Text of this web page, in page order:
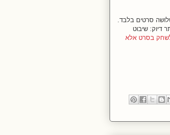
בשלושה סרטים בלבד.
דיוק: שיבוט
בסרט אלא